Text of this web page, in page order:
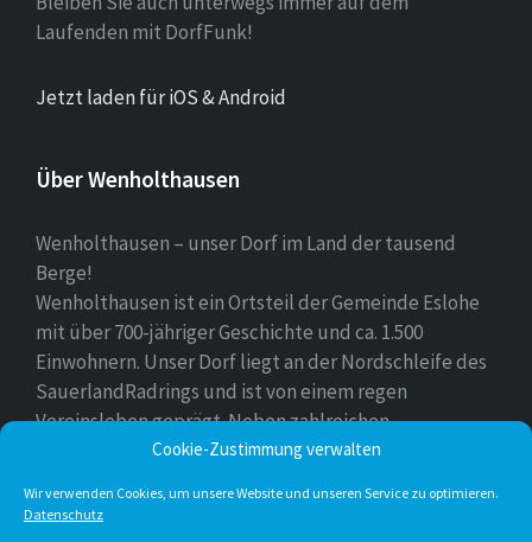
Cookie-Zustimmung verwalten
Wir verwenden Cookies, um unsere Website und unseren Service zu optimieren.
Datenschutz
Laufenden mit DorfFunk!
Jetzt laden für iOS & Android
Über Wenholthausen
Wenholthausen – unser Dorf im Land der tausend
Berge!
Wenholthausen ist ein Ortsteil der Gemeinde Eslohe
mit über 700-jähriger Geschichte und ca. 1.500
Einwohnern. Unser Dorf liegt an der Nordschleife des
SauerlandRadrings und ist von einem regen
Vereinsleben geprägt. Neben zahlreichen
Freizeitmöglichkeiten ist unser Ort für sein